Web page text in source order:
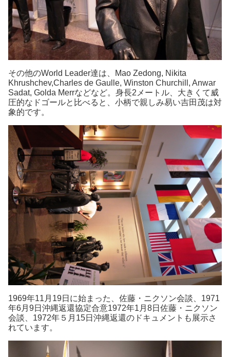
その他のWorld Leader達は、Mao Zedong, Nikita
Khrushchev,Charles de Gaulle, Winston Churchill, Anwar
Sadat, Golda Merrなどなど。身長2メートル、大きくて威
圧的なドゴールと比べると、小柄で親しみ易い吉田茂は対
象的です。
1969年11月19日に始まった、佐藤・ニクソン会談、1971
年6月9日沖縄返還協定合意1972年1月8日佐藤・ニクソン
会談、1972年５月15日沖縄返還のドキュメントも展示さ
れています。